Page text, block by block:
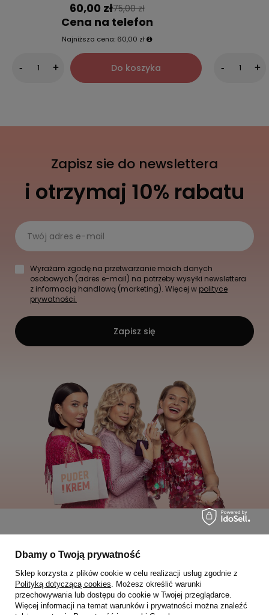
60,00 zł75,00 zł
Cena na telefon
Najniższa cena: 60,00 zł
- + Do koszyka - +
Zapisz sie do newslettera
i otrzymaj 10% rabatu
Twój adres e-mail
Wyrażam zgodę na przetwarzanie moich danych
osobowych (adres e-mail) na potrzeby wysyłki newslettera
z informacją handlową (marketing). Więcej w polityce
prywatności.
Zapisz się
Moje zamówienia
Status zamówienia
Śledzenie przesyłki
Dbamy o Twoją prywatność
Sklep korzysta z plików cookie w celu realizacji usług zgodnie z
Polityką dotyczącą cookies. Możesz określić warunki
przechowywania lub dostępu do cookie w Twojej przeglądarce.
Więcej informacji na temat warunków i prywatności można znaleźć